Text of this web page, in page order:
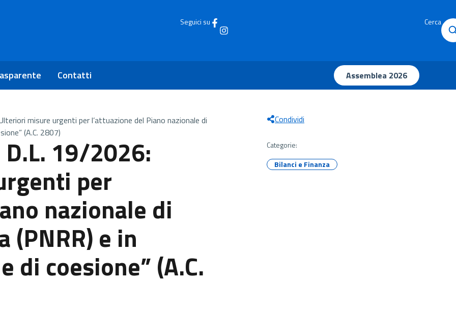
Seguici su Cerca
Contatti Assemblea 2026
misure urgenti per l’attuazione del Piano nazionale di
(A.C. 2807)
19/2026:
per
nazionale di
(PNRR) e in
coesione” (A.C.
Condividi
Categorie:
Bilanci e Finanza